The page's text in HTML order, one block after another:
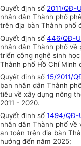
Quyết định số 2011/QĐ-
nhân dân Thành phố
trên địa bàn Thành phố
Quyết định số 446/QĐ-
nhân dân Thành phố
triển công nghệ sinh
Thành phố Hồ Chí Minh
Quyết định số 15/2011/
ban nhân dân Thành
tiêu về xây dựng nông
2011 - 2020.
Quyết định số 1494/QĐ-
nhân dân Thành phố về
an toàn trên địa bàn
hướng đến năm 2025;